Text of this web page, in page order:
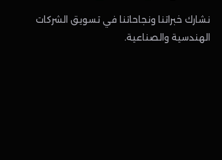
نشارك خبراتنا ونجاحاتنا في تسويق الشركات
الهندسية والصناعية.